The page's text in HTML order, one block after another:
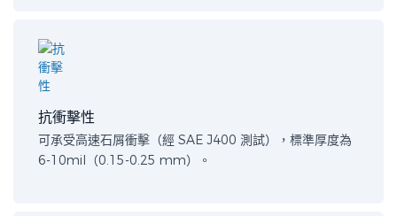
抗衝擊性
可承受高速石屑衝擊（經 SAE J400 測試），標準厚度為
6-10mil（0.15-0.25 mm）。